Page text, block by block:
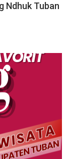
Ndhuk Tuban